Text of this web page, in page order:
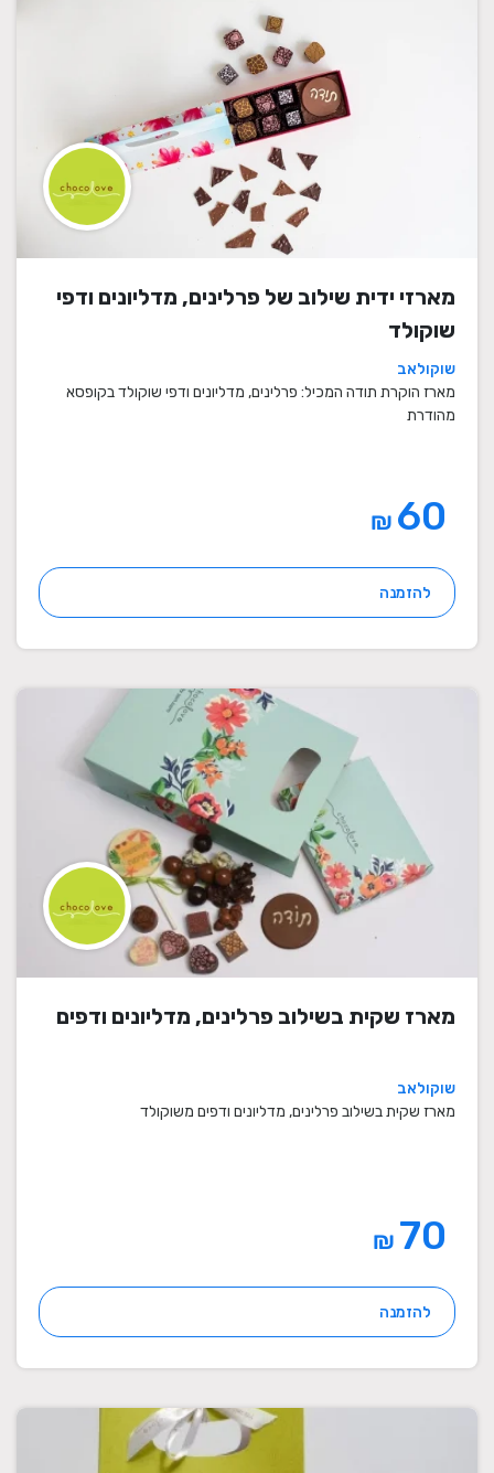
מארזי ידית שילוב של פרלינים, מדליונים ודפי
שוקולד
שוקולאב
מארז הוקרת תודה המכיל: פרלינים, מדליונים ודפי שוקולד בקופסא
מהודרת
₪
להזמנה
מארז שקית בשילוב פרלינים, מדליונים ודפים
שוקולאב
מארז שקית בשילוב פרלינים, מדליונים ודפים משוקולד
₪
להזמנה